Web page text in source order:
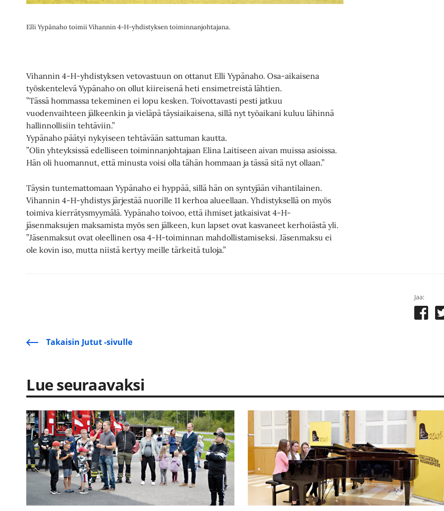
Elli Yypänaho toimii Vihannin 4-H-yhdistyksen toiminnanjohtajana.
Vihannin 4-H-yhdistyksen vetovastuun on ottanut Elli Yypänaho. Osa-aikaisena
työskentelevä Yypänaho on ollut kiireisenä heti ensimetreistä lähtien.
”Tässä hommassa tekeminen ei lopu kesken. Toivottavasti pesti jatkuu
vuodenvaihteen jälkeenkin ja vieläpä täysiaikaisena, sillä nyt työaikani kuluu lähinnä
hallinnollisiin tehtäviin.”
Yypänaho päätyi nykyiseen tehtävään sattuman kautta.
”Olin yhteyksissä edelliseen toiminnanjohtajaan Elina Laitiseen aivan muissa asioissa.
Hän oli huomannut, että minusta voisi olla tähän hommaan ja tässä sitä nyt ollaan.”
Täysin tuntemattomaan Yypänaho ei hyppää, sillä hän on syntyjään vihantilainen.
´Vihannin 4-H-yhdistys järjestää nuorille 11 kerhoa alueellaan. Yhdistyksellä on myös
toimiva kierrätysmyymälä. Yypänaho toivoo, että ihmiset jatkaisivat 4-H-
jäsenmaksujen maksamista myös sen jälkeen, kun lapset ovat kasvaneet kerhoiästä yli.
”Jäsenmaksut ovat oleellinen osa 4-H-toiminnan mahdollistamiseksi. Jäsenmaksu ei
ole kovin iso, mutta niistä kertyy meille tärkeitä tuloja.”
Jaa:
Takaisin Jutut -sivulle
Lue seuraavaksi